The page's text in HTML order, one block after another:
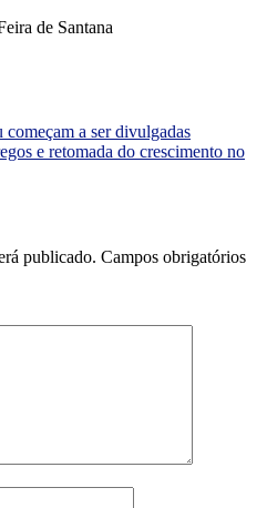
de Santana
começam a ser divulgadas
e retomada do crescimento no
publicado. Campos obrigatórios